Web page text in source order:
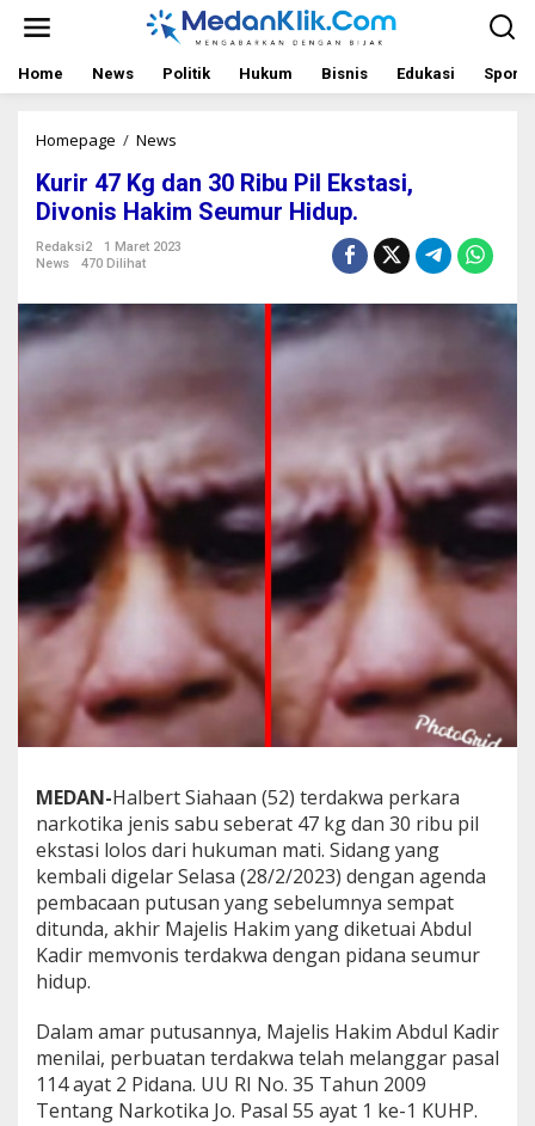
t
Home News Politik Hukum Bisnis Edukasi Sport
Homepage / News
r
i
r
4
g
0
i
b
u
i
E
k
t
a
s
i
,
v
o
n
i
H
a
k
e
u
m
u
Kurir 47 Kg dan 30 Ribu Pil Ekstasi,
Divonis Hakim Seumur Hidup.
Redaksi2
1 Maret 2023
News
470 Dilihat
MEDAN-Halbert Siahaan (52) terdakwa perkara
narkotika jenis sabu seberat 47 kg dan 30 ribu pil
ekstasi lolos dari hukuman mati. Sidang yang
kembali digelar Selasa (28/2/2023) dengan agenda
pembacaan putusan yang sebelumnya sempat
ditunda, akhir Majelis Hakim yang diketuai Abdul
Kadir memvonis terdakwa dengan pidana seumur
hidup.
Dalam amar putusannya, Majelis Hakim Abdul Kadir
menilai, perbuatan terdakwa telah melanggar pasal
114 ayat 2 Pidana. UU RI No. 35 Tahun 2009
Tentang Narkotika Jo. Pasal 55 ayat 1 ke-1 KUHP.